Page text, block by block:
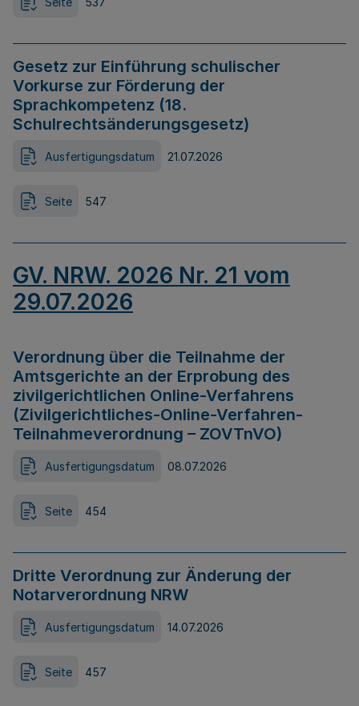
Gesetz zur Einführung schulischer
Vorkurse zur Förderung der
Sprachkompetenz (18.
Schulrechtsänderungsgesetz)
Ausfertigungsdatum 21.07.2026
Seite 547
GV. NRW. 2026 Nr. 21 vom
29.07.2026
Verordnung über die Teilnahme der
Amtsgerichte an der Erprobung des
zivilgerichtlichen Online-Verfahrens
(Zivilgerichtliches-Online-Verfahren-
Teilnahmeverordnung – ZOVTnVO)
Ausfertigungsdatum 08.07.2026
Seite 454
Dritte Verordnung zur Änderung der
Notarverordnung NRW
Ausfertigungsdatum 14.07.2026
Seite 457